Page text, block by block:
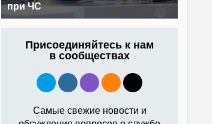
при ЧС
Присоединяйтесь к нам
в сообществах
Самые свежие новости и